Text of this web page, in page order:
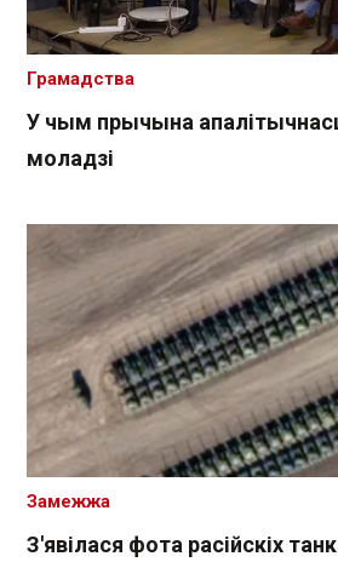
У чым прычына
моладзі
Грамадства
З'явілася фота расійскіх
Замежжа